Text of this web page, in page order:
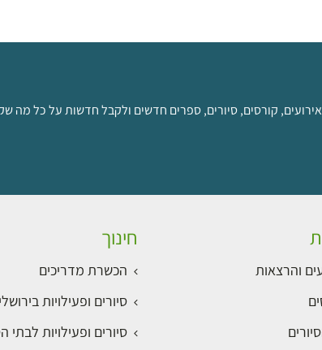
קורסים, סיורים, ספרים חדשים ולקבל חדשות על כל מה
והרצאות
חינוך
הכשרת מדריכים
סיורים ופעילויות
סיורים ופעילויות לבתי